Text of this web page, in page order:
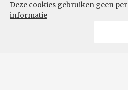
Deze cookies gebruiken geen
informatie